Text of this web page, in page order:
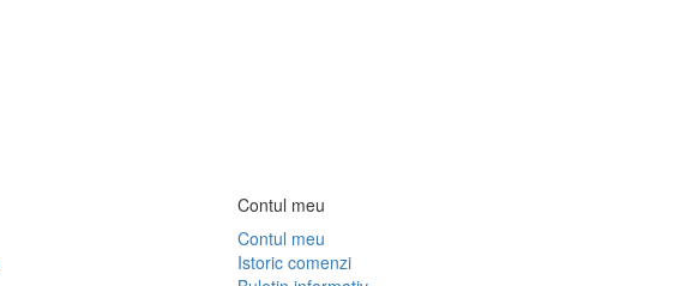
Contul meu
Contul meu
Istoric comenzi